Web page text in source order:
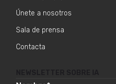
Únete a nosotros
Sala de prensa
Contacta